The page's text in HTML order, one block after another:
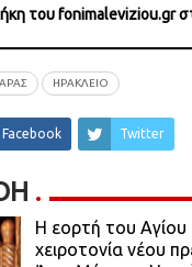
του fonimaleviziou.gr
ΗΡΑΚΛΕΙΟ
Facebook Twitter
Η εορτή του
χειροτονία νέου